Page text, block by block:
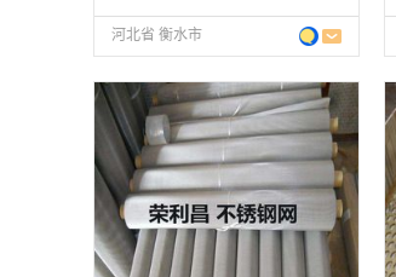
河北省 衡水市
面议
会员注册：第 9 年
经营模式：生产制造
成立日期： 2012-11-08